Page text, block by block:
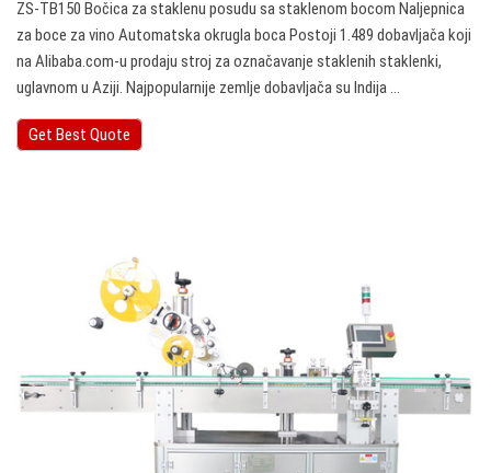
ZS-TB150 Bočica za staklenu posudu sa staklenom bocom Naljepnica
za boce za vino Automatska okrugla boca Postoji 1.489 dobavljača koji
na Alibaba.com-u prodaju stroj za označavanje staklenih staklenki,
uglavnom u Aziji. Najpopularnije zemlje dobavljača su Indija ...
Get Best Quote